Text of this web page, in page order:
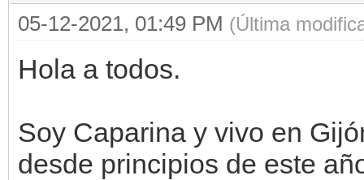
05-12-2021, 01:49 PM (Última
Hola a todos.
Soy Caparina y vivo en
desde principios de este